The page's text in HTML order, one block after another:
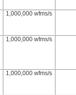
1,000,000 wfms/s
1,000,000 wfms/s
1,000,000 wfms/s